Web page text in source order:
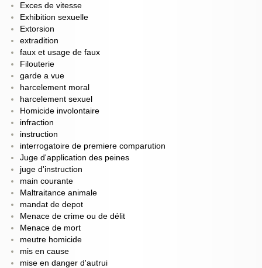
Exces de vitesse
Exhibition sexuelle
Extorsion
extradition
faux et usage de faux
Filouterie
garde a vue
harcelement moral
harcelement sexuel
Homicide involontaire
infraction
instruction
interrogatoire de premiere comparution
Juge d'application des peines
juge d'instruction
main courante
Maltraitance animale
mandat de depot
Menace de crime ou de délit
Menace de mort
meutre homicide
mis en cause
mise en danger d'autrui